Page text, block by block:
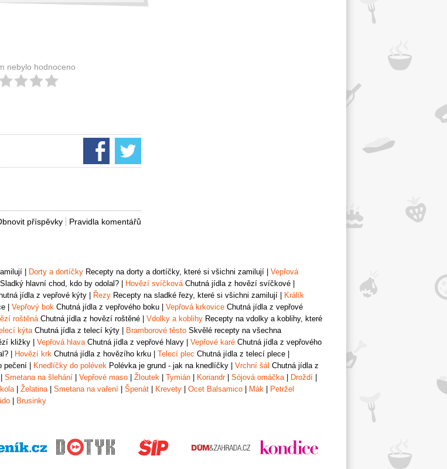
nebylo hodnoceno
Pravidla komentářů
příspěvky
Dorty a dortíčky Recepty na dorty a dortíčky, které si všichni zamilují
Vepřová
Sladký hlavní chod, kdo by odolal? Hovězí svíčkováChutná jídla z hovězí svíčkové
jídla z vepřové kýty Řezy Recepty na sladké řezy, které si všichni zamilují
Králík
Vepřový bok Chutná jídla z vepřového boku Vepřová krkovice Chutná jídla z vepřové
roštěnáChutná jídla z hovězí roštěné Vdolky a koblihy Recepty na vdolky a koblihy, které
kýtaChutná jídla z telecí kýty Bramborové těsto Skvělé recepty na všechna
kližky Vepřová hlavaChutná jídla z vepřové hlavy Vepřové karé Chutná jídla z vepřového
Hovězí krk Chutná jídla z hovězího krku Telecí plec Chutná jídla z telecí plece
pečení Knedlíčky do polévek Polévka je grund - jak na knedlíčky Vrchní šál Chutná jídla z
Smetana na šlehání Vepřové maso Žloutek Tymián Koriandr| Sójová omáčka| Droždí
| Želatina| Smetana na vaření Špenát Krevety Ocet Balsamico Mák
Petržel
Brusinky